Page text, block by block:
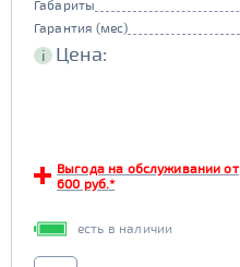
Габариты
Гарантия (мес)
i Цена:
Выгода на обслуживании от
600 руб.*
есть в наличии